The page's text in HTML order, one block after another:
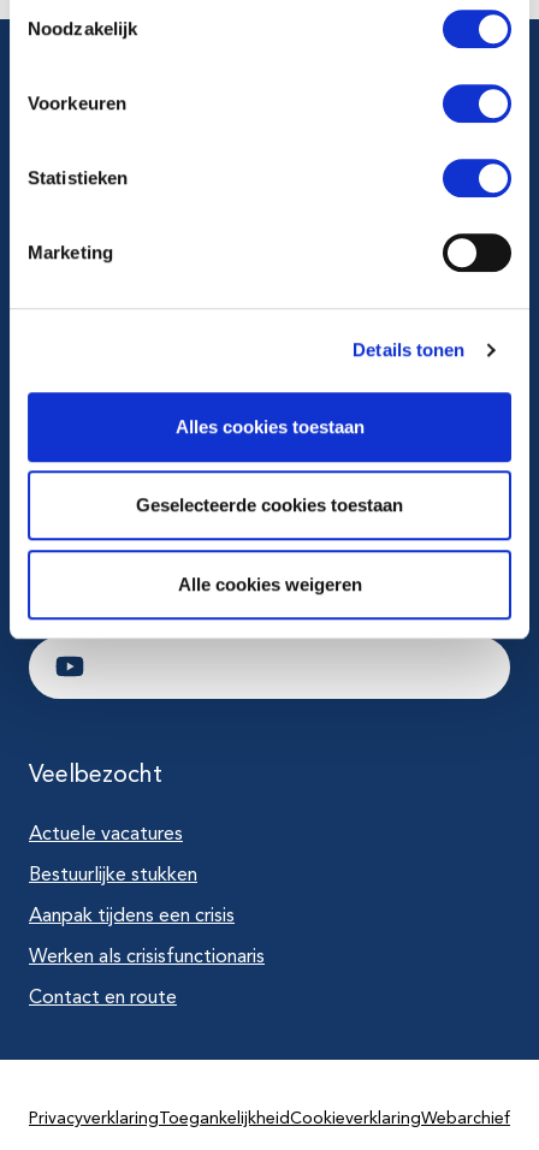
Noodzakelijk
Voorkeuren
Statistieken
Marketing
Details tonen
Alles cookies toestaan
Geselecteerde cookies toestaan
Alle cookies weigeren
Volg ons op
Ga naar Instagram
Ga naar X
Ga naar Youtube
Veelbezocht
Actuele vacatures
Bestuurlijke stukken
Aanpak tijdens een crisis
Werken als crisisfunctionaris
Contact en route
Privacyverklaring ToegankelijkheidCookieverklaringWebarchief